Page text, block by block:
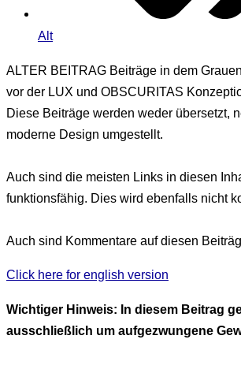
Alt
ALTER BEITRAG Beiträge in dem
vor der LUX und OBSCURITAS
Diese Beiträge werden weder übersetzt,
moderne Design umgestellt.
Auch sind die meisten Links in diesen
funktionsfähig. Dies wird ebenfalls nicht
Auch sind Kommentare auf diesen
Click here for english version
Wichtiger Hinweis: In diesem Beitrag
ausschließlich um aufgezwungene